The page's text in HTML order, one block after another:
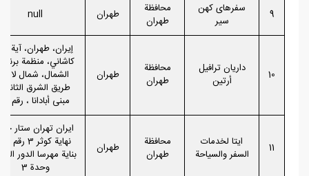
9
سفرهای کهن
سیر
محافظة
طهران
طهران null
10
داريان ترافيل
أرتين
محافظة
طهران
طهران
إيران، طهران، آية
كاشاني، منظمة
الشمال، شمال لاله،
طريق الشرق الثاني،
مبنى أبادانا ، رقم 12
11
ايتا لخدمات
السفر والسياحة
محافظة
طهران
طهران
ایران تهران ستار
بناية مهرسا الدور
وحدة 3